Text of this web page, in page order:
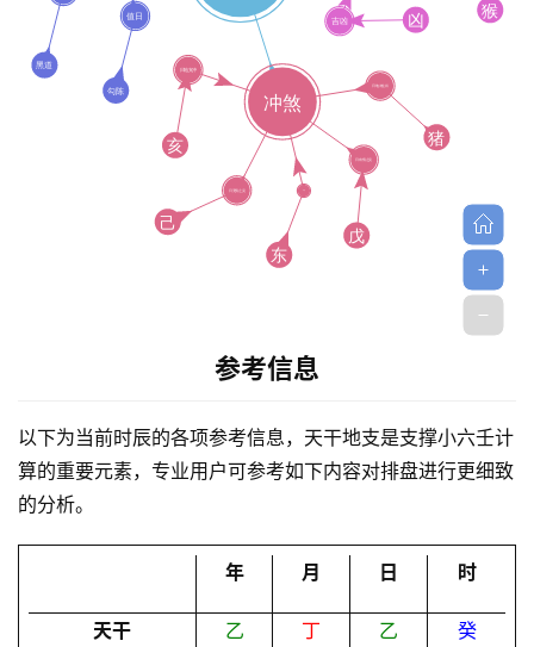
黄
历
占
参考信息
以下为当前时辰的各项参考信息，天干地支是支撑小六壬计
算的重要元素，专业用户可参考如下内容对排盘进行更细致
的分析。
年 月 日 时
天干 乙 丁 乙 癸